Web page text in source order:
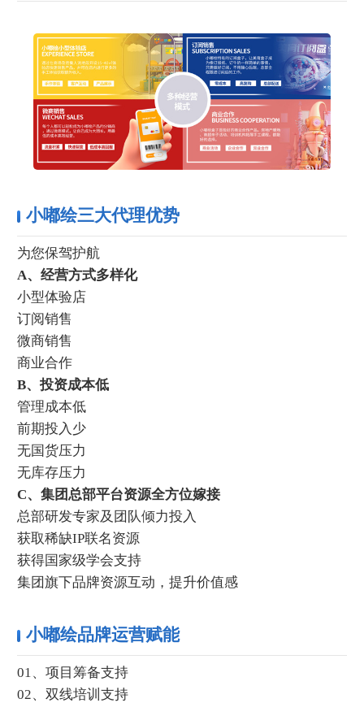
小嘟绘三大代理优势
为您保驾护航
A、经营方式多样化
小型体验店
订阅销售
微商销售
商业合作
B、投资成本低
管理成本低
前期投入少
无国货压力
无库存压力
C、集团总部平台资源全方位嫁接
总部研发专家及团队倾力投入
获取稀缺IP联名资源
获得国家级学会支持
集团旗下品牌资源互动，提升价值感
小嘟绘品牌运营赋能
01、项目筹备支持
02、双线培训支持